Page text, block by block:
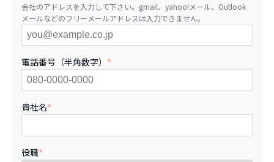
会社のアドレスを入力して下さい。gmail、yahoo!メール、Outlook
メールなどのフリーメールアドレスは入力できません。
電話番号（半角数字） *
貴社名*
役職*